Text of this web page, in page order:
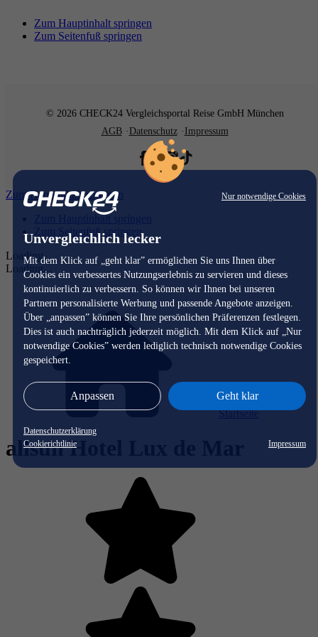
Nur notwendige Cookies
Unvergleichlich lecker
Mit dem Klick auf „geht klar” ermöglichen Sie uns Ihnen über
Cookies ein verbessertes Nutzungserlebnis zu servieren und dieses
kontinuierlich zu verbessern. So können wir Ihnen bei unseren
Partnern personalisierte Werbung und passende Angebote anzeigen.
Über „anpassen” können Sie Ihre persönlichen Präferenzen festlegen.
Dies ist auch nachträglich jederzeit möglich. Mit dem Klick auf „Nur
notwendige Cookies” werden lediglich technisch notwendige Cookies
gespeichert.
Anpassen Geht klar
Datenschutzerklärung
Cookierichtlinie
Impressum
Zum Hauptinhalt springen
Zum Seitenfuß springen
© 2026 CHECK24 Vergleichsportal Reise GmbH München
AGB
Datenschutz Impressum
Zum Hauptinhalt springen
Zum Hauptinhalt springen
Zum Seitenfuß springen
Loading...
Loading...
Startseite
allsun Hotel Lux de Mar